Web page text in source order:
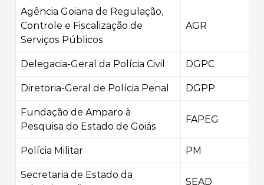
Agência Goiana de Regulação,
Controle e Fiscalização de
Serviços Públicos
AGR
Delegacia-Geral da Polícia Civil DGPC
Diretoria-Geral de Polícia Penal DGPP
Fundação de Amparo à
Pesquisa do Estado de Goiás
FAPEG
Polícia Militar PM
Secretaria de Estado da
SEAD